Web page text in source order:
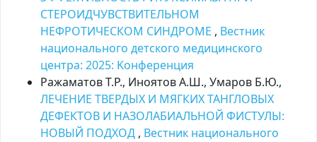
СТЕРОИДЧУВСТВИТЕЛЬНОМ
НЕФРОТИЧЕСКОМ СИНДРОМЕ , Вестник
национального детского медицинского
центра: 2025: Kонференция
Ражаматов Т.Р., Иноятов А.Ш., Умаров Б.Ю.,
ЛЕЧЕНИЕ ТВЕРДЫХ И МЯГКИХ ТАНГЛОВЫХ
ДЕФЕКТОВ И НАЗОЛАБИАЛЬНОЙ ФИСТУЛЫ:
НОВЫЙ ПОДХОД , Вестник национального